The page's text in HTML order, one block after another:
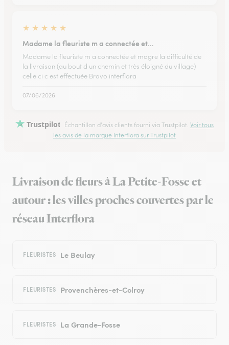
★ ★ ★ ★ ★
Madame la fleuriste m a connectée et…
Madame la fleuriste m a connectée et magre la difficulté de
la livraison (au bout d un chemin et très éloigné du village)
celle ci c est effectuée Bravo interflora
07/06/2026
Trustpilot Échantillon d'avis clients fourni via Trustpilot. Voir tous
les avis de la marque Interflora sur Trustpilot
Livraison de fleurs à La Petite-Fosse et
autour : les villes proches couvertes par le
réseau Interflora
FLEURISTES Le Beulay
FLEURISTES Provenchères-et-Colroy
FLEURISTES La Grande-Fosse